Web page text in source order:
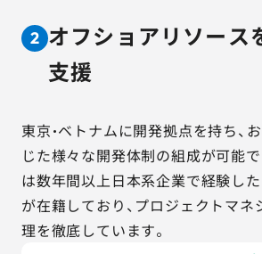
2 オフショアリソース
支援
東京・ベトナムに開発拠点を持ち、
じた様々な開発体制の組成が可能
は数年間以上日本系企業で経験し
が在籍しており、プロジェクトマ
理を徹底しています。